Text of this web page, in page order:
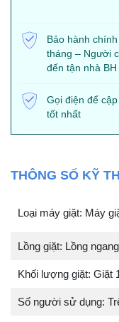
Bảo hành
tháng – Người
đến tận nhà BH
Gọi điện để
tốt nhất
THÔNG SỐ KỸ
Loại máy giặt: Máy
Lồng giặt: Lồng ngang
Khối lượng giặt: Giặt
Số người sử dụng: